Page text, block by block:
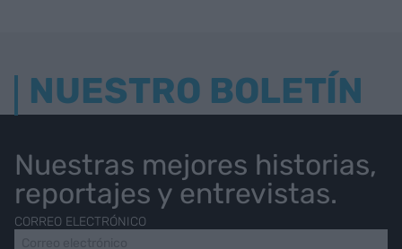
NUESTRO BOLETÍN
Nuestras mejores historias,
reportajes y entrevistas.
CORREO ELECTRÓNICO